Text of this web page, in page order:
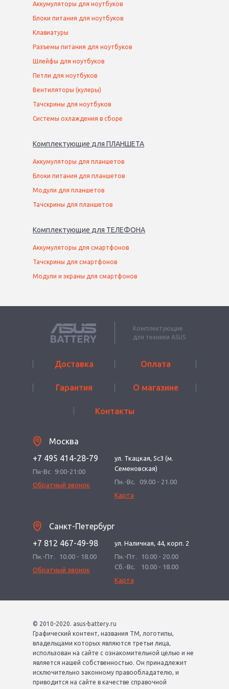
Аккумуляторы для ноутбуков
Блоки питания для ноутбуков
Клавиатуры
Разъемы питания для ноутбуков
Шлейфы для ноутбуков
Петли для ноутбуков
Вентиляторы (кулеры)
Тачскрины для ноутбуков
Системы охлаждения в сборе
Комплектующие для ПЛАНШЕТА
Аккумуляторы для планшетов
Блоки питания для планшетов
Модули для планшетов
Тачскрины для планшетов
Комплектующие для ТЕЛЕФОНА
Аккумуляторы для смартфонов
Тачскрины для смартфонов
Модули и экраны для смартфонов
Комплектующие
для техники ASUS
Доставка Оплата
Гарантия О магазине
Контакты
Москва
+7 495 414-28-79
Пн-Вс
9:00-21:00
Обратный звонок
ул. Ткацкая, 5с3 (м.
Семеновская)
Пн.-Вс.
09.00 - 21.00
Карта
Санкт-Петербург
+7 812 467-49-98
Пн.-Пт.
10.00 - 18.00
Обратный звонок
ул. Наличная, 44, корп. 2
Пн.-Пт.
10.00 - 20.00
Сб.-Вс.
10.00 - 18.00
Карта
© 2010-2020. asus-battery.ru
Графический контент, названия ТМ, логотипы,
владельцами которых являются третьи лица,
использован на сайте с ознакомительной целью и не
является нашей собственностью. Он принадлежит
исключительно законному правообладателю, и
приводится на сайте в качестве справочной